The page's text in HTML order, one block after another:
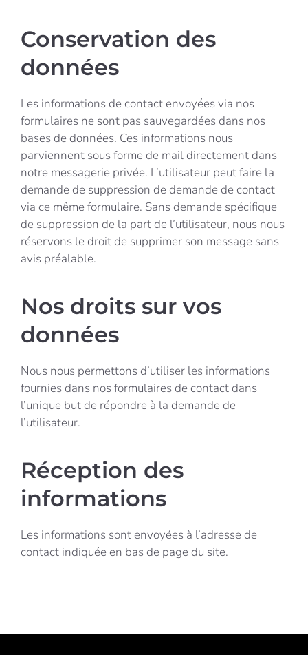
Conservation des
données
Les informations de contact envoyées via nos
formulaires ne sont pas sauvegardées dans nos
bases de données. Ces informations nous
parviennent sous forme de mail directement dans
notre messagerie privée. L’utilisateur peut faire la
demande de suppression de demande de contact
via ce même formulaire. Sans demande spécifique
de suppression de la part de l’utilisateur, nous nous
réservons le droit de supprimer son message sans
avis préalable.
Nos droits sur vos
données
Nous nous permettons d’utiliser les informations
fournies dans nos formulaires de contact dans
l’unique but de répondre à la demande de
l’utilisateur.
Réception des
informations
Les informations sont envoyées à l’adresse de
contact indiquée en bas de page du site.